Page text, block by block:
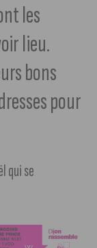
les
lieu.
bons
pour
qui se